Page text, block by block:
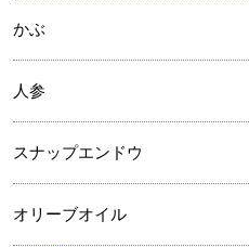
かぶ
人参
スナップエンドウ
オリーブオイル